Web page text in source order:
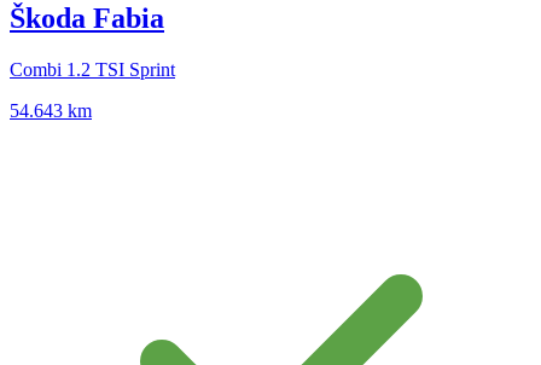
Škoda Fabia
Combi 1.2 TSI Sprint
54.643 km